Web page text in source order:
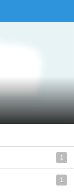
1
1